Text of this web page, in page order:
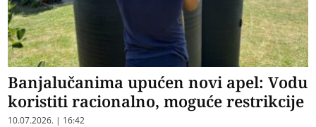
Banjalučanima upućen novi apel: Vodu
koristiti racionalno, moguće restrikcije
10.07.2026. | 16:42